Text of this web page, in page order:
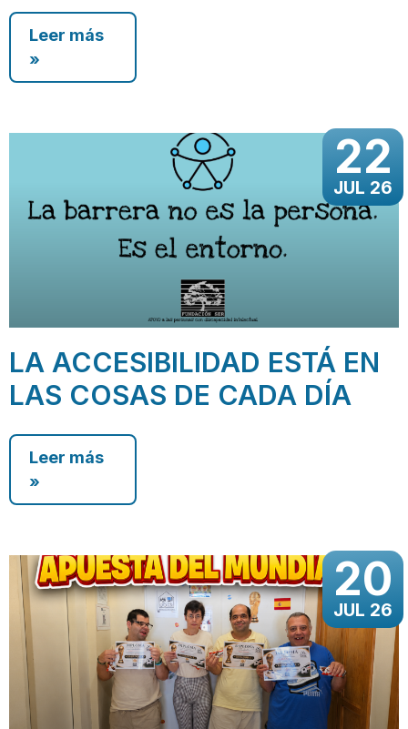
Leer más
»
22
JUL 26
LA ACCESIBILIDAD ESTÁ EN
LAS COSAS DE CADA DÍA
Leer más
»
20
JUL 26